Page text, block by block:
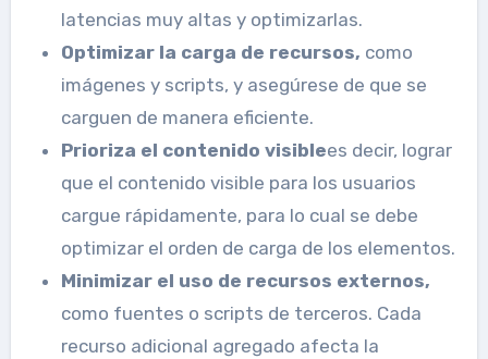
latencias muy altas y optimizarlas.
Optimizar la carga de recursos, como
imágenes y scripts, y asegúrese de que se
carguen de manera eficiente.
Prioriza el contenido visiblees decir, lograr
que el contenido visible para los usuarios
cargue rápidamente, para lo cual se debe
optimizar el orden de carga de los elementos.
Minimizar el uso de recursos externos,
como fuentes o scripts de terceros. Cada
recurso adicional agregado afecta la